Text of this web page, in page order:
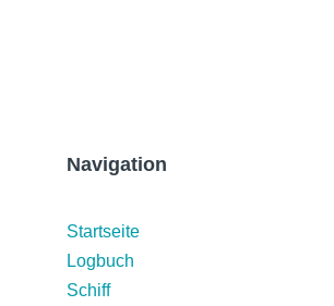
Navigation
Startseite
Logbuch
Schiff